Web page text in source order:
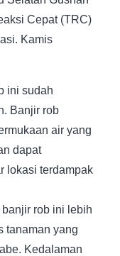
Cepat (TRC)
Kamis
ini sudah
Banjir rob
air yang
dapat
lokasi terdampak
rob ini lebih
tanaman yang
Kedalaman